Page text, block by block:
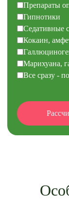
Препараты
Гипнотики
Седативные
Кокаин,
Марихуана,
Все сразу -